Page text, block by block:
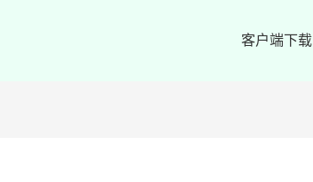
客户端下载